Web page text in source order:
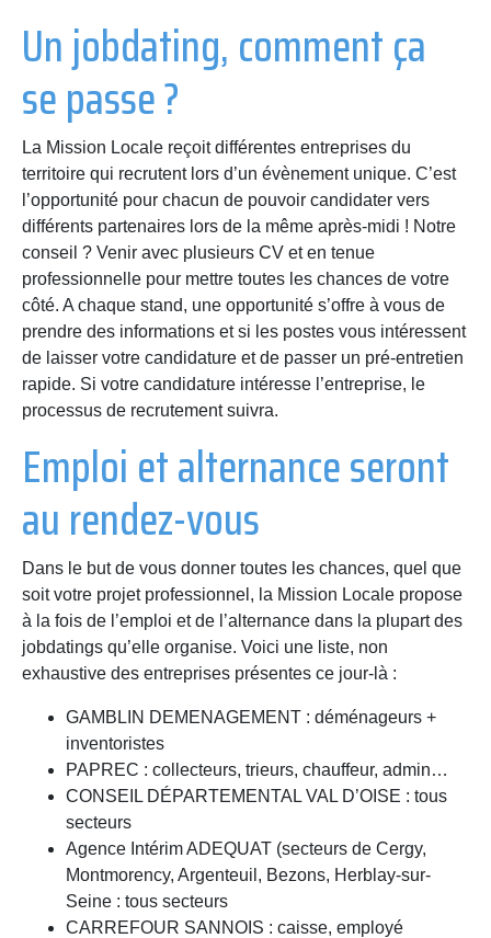
Un jobdating, comment ça
se passe ?
La Mission Locale reçoit différentes entreprises du
territoire qui recrutent lors d’un évènement unique. C’est
l’opportunité pour chacun de pouvoir candidater vers
différents partenaires lors de la même après-midi ! Notre
conseil ? Venir avec plusieurs CV et en tenue
professionnelle pour mettre toutes les chances de votre
côté. A chaque stand, une opportunité s’offre à vous de
prendre des informations et si les postes vous intéressent
de laisser votre candidature et de passer un pré-entretien
rapide. Si votre candidature intéresse l’entreprise, le
processus de recrutement suivra.
Emploi et alternance seront
au rendez-vous
Dans le but de vous donner toutes les chances, quel que
soit votre projet professionnel, la Mission Locale propose
à la fois de l’emploi et de l’alternance dans la plupart des
jobdatings qu’elle organise. Voici une liste, non
exhaustive des entreprises présentes ce jour-là :
GAMBLIN DEMENAGEMENT : déménageurs +
inventoristes
PAPREC : collecteurs, trieurs, chauffeur, admin…
CONSEIL DÉPARTEMENTAL VAL D’OISE : tous
secteurs
Agence Intérim ADEQUAT (secteurs de Cergy,
Montmorency, Argenteuil, Bezons, Herblay-sur-
Seine : tous secteurs
CARREFOUR SANNOIS : caisse, employé